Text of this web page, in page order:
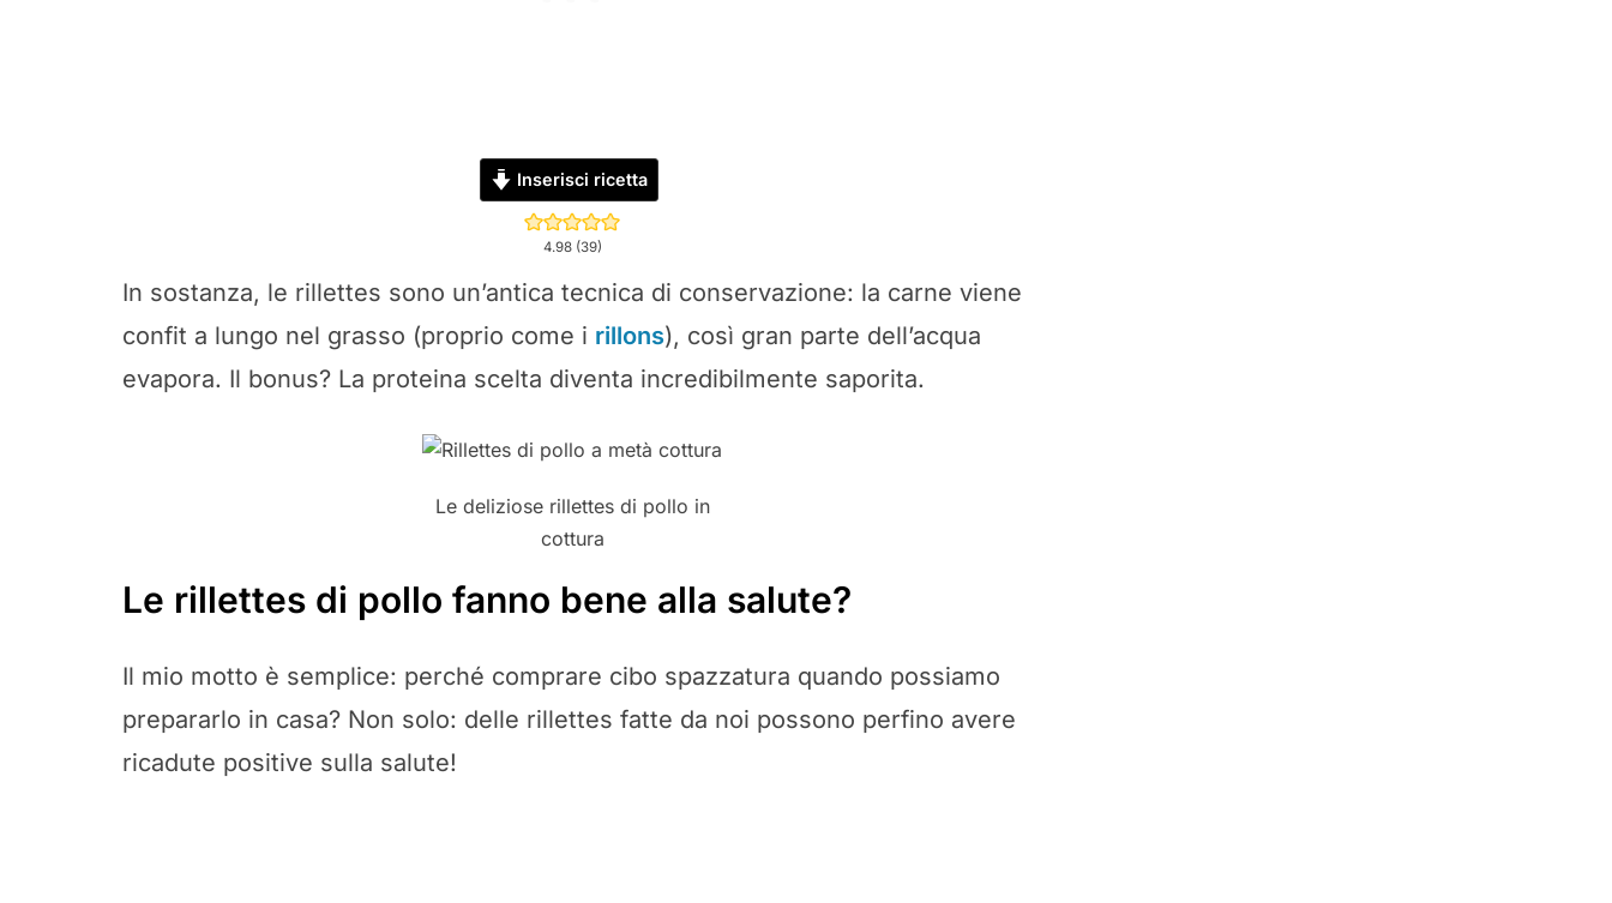
Inserisci ricetta
4.98(39)
In sostanza, le rillettes sono un’antica tecnica di conservazione: la carne viene
confit a lungo nel grasso (proprio come i rillons), così gran parte dell’acqua
evapora. Il bonus? La proteina scelta diventa incredibilmente saporita.
Le deliziose rillettes di pollo in
cottura
Le rillettes di pollo fanno bene alla salute?
Il mio motto è semplice: perché comprare cibo spazzatura quando possiamo
prepararlo in casa? Non solo: delle rillettes fatte da noi possono perfino avere
ricadute positive sulla salute!